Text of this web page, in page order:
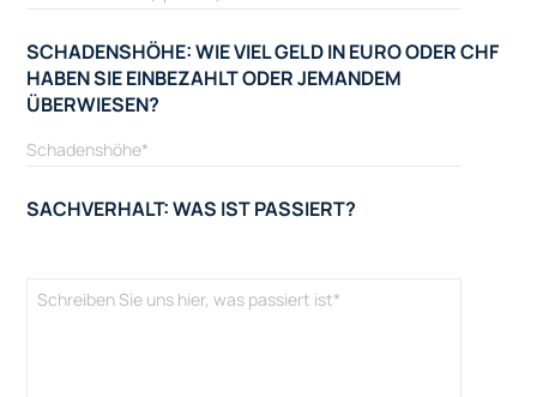
SCHADENSHÖHE: WIE VIEL GELD IN EURO ODER CHF
HABEN SIE EINBEZAHLT ODER JEMANDEM
ÜBERWIESEN?
SACHVERHALT: WAS IST PASSIERT?